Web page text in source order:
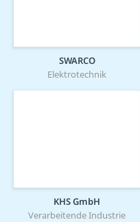
SWARCO
Elektrotechnik
KHS GmbH
Verarbeitende Industrie